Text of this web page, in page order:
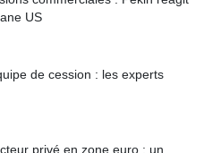
US
de cession : les experts
privé en zone euro : un